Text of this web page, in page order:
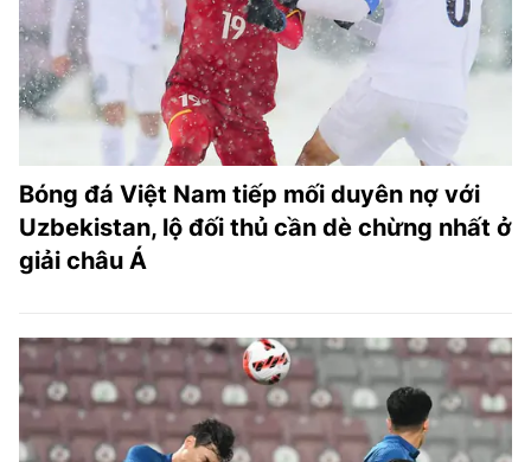
Bóng đá Việt Nam tiếp mối duyên nợ với
Uzbekistan, lộ đối thủ cần dè chừng nhất ở
giải châu Á